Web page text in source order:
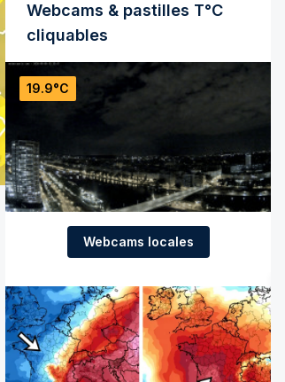
Webcams & pastilles T°C
cliquables
19.9°C
Webcams locales